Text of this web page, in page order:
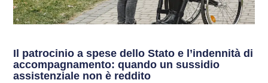
Il patrocinio a spese dello Stato e l’indennità di
accompagnamento: quando un sussidio
assistenziale non è reddito